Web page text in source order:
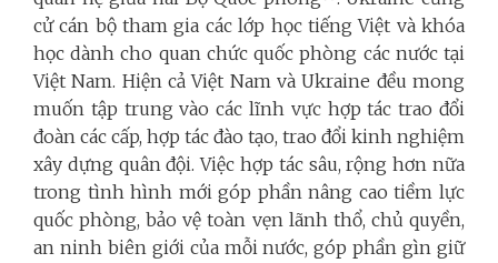
cử cán bộ tham gia các lớp học tiếng Việt và khóa
học dành cho quan chức quốc phòng các nước tại
Việt Nam. Hiện cả Việt Nam và Ukraine đều mong
muốn tập trung vàocác lĩnh vực hợp tác trao đổi
đoàn các cấp, hợp tác đào tạo, trao đổi kinh nghiệm
xây dựng quân đội. Việc hợp tác sâu, rộng hơn nữa
trong tình hình mới góp phần nâng cao tiềm lực
quốc phòng, bảo vệ toàn vẹn lãnh thổ, chủ quyền,
an ninh biên giới của mỗi nước, góp phần gìn giữ